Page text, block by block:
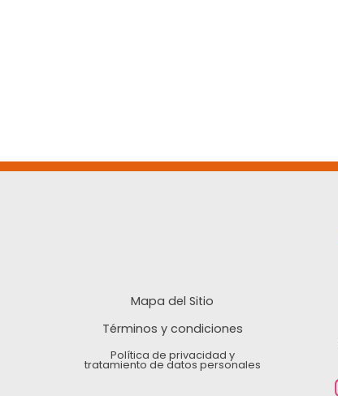
Mapa del Sitio
Términos y condiciones
Política de privacidad y
tratamiento de datos personales